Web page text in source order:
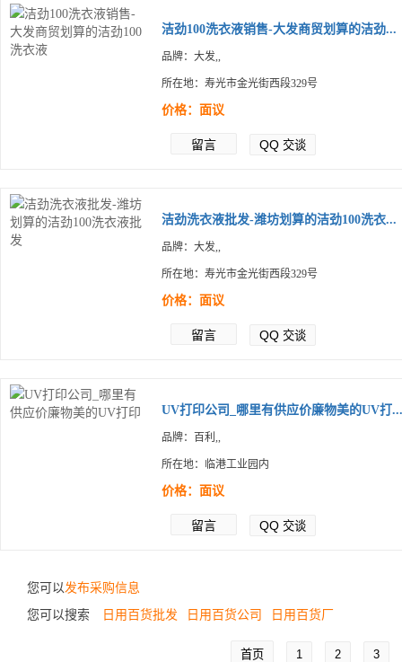
洁劲100洗衣液销售-大发商贸划算的洁劲...
品牌：大发,,
所在地：寿光市金光街西段329号
价格：面议
留言 QQ 交谈
洁劲洗衣液批发-潍坊划算的洁劲100洗衣...
品牌：大发,,
所在地：寿光市金光街西段329号
价格：面议
留言 QQ 交谈
UV打印公司_哪里有供应价廉物美的UV打...
品牌：百利,,
所在地：临港工业园内
价格：面议
留言 QQ 交谈
您可以发布采购信息
您可以搜索
日用百货批发 日用百货公司 日用百货厂
首页 1 2 3